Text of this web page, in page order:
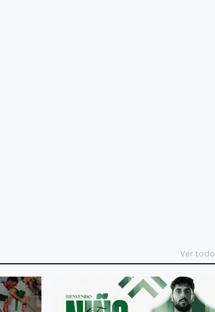
Ver todo